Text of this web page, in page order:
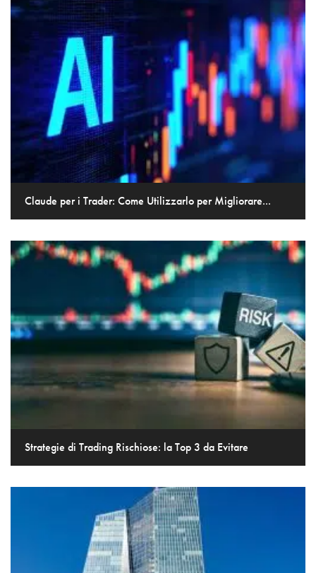
Claude per i Trader: Come Utilizzarlo per Migliorare...
Strategie di Trading Rischiose: la Top 3 da Evitare